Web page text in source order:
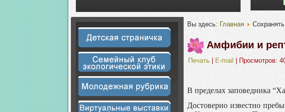
Вы здесь: Главная Сохранять
Амфибии и
Печать E-mail | Просмотров:
В пределах заповедника
Достоверно известно